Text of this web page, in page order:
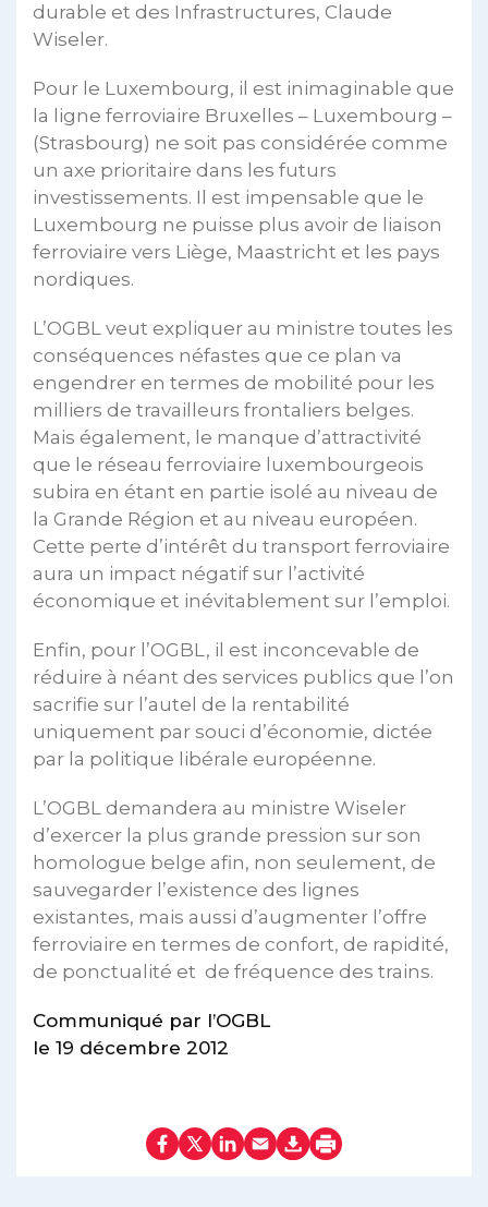
durable et des Infrastructures, Claude
Wiseler.
Pour le Luxembourg, il est inimaginable que
la ligne ferroviaire Bruxelles – Luxembourg –
(Strasbourg) ne soit pas considérée comme
un axe prioritaire dans les futurs
investissements. Il est impensable que le
Luxembourg ne puisse plus avoir de liaison
ferroviaire vers Liège, Maastricht et les pays
nordiques.
L’OGBL veut expliquer au ministre toutes les
conséquences néfastes que ce plan va
engendrer en termes de mobilité pour les
milliers de travailleurs frontaliers belges.
Mais également, le manque d’attractivité
que le réseau ferroviaire luxembourgeois
subira en étant en partie isolé au niveau de
la Grande Région et au niveau européen.
Cette perte d’intérêt du transport ferroviaire
aura un impact négatif sur l’activité
économique et inévitablement sur l’emploi.
Enfin, pour l’OGBL, il est inconcevable de
réduire à néant des services publics que l’on
sacrifie sur l’autel de la rentabilité
uniquement par souci d’économie, dictée
par la politique libérale européenne.
L’OGBL demandera au ministre Wiseler
d’exercer la plus grande pression sur son
homologue belge afin, non seulement, de
sauvegarder l’existence des lignes
existantes, mais aussi d’augmenter l’offre
ferroviaire en termes de confort, de rapidité,
de ponctualité et de fréquence des trains.
Communiqué par l’OGBL
le 19 décembre 2012